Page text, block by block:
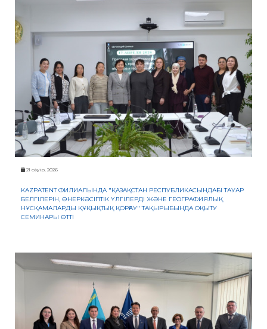
21 сәуір, 2026
KAZPATENT ФИЛИАЛЫНДА "ҚАЗАҚСТАН РЕСПУБЛИКАСЫНДАҒЫ ТАУАР
БЕЛГІЛЕРІН, ӨНЕРКӘСІПТІК ҮЛГІЛЕРДІ ЖӘНЕ ГЕОГРАФИЯЛЫҚ
НҰСҚАМАЛАРДЫ ҚҰҚЫҚТЫҚ ҚОРҒАУ" ТАҚЫРЫБЫНДА ОҚЫТУ
СЕМИНАРЫ ӨТТІ